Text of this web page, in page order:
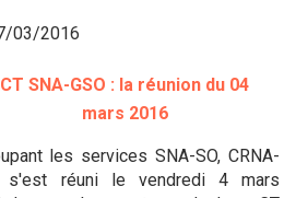
03/2016
CT SNA-GSO : la réunion du 04
mars 2016
les services SNA-SO, CRNA-
s'est réuni le vendredi 4 mars